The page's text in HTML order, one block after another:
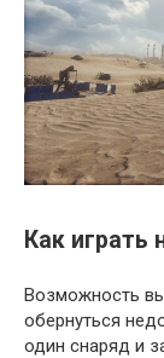
Как играть
Возможность
обернуться
один снаряд и